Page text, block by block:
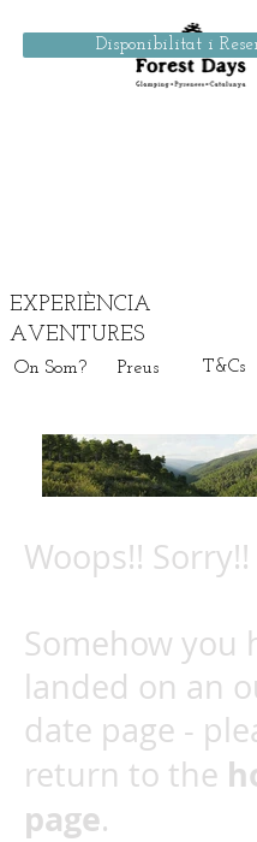
Disponibilitat i
EXPERIÈNCIA
AVENTURES
Preus
On Som? T&Cs
Woops!! Sorry!!
Somehow you
landed on an
date page -
return to the
page.